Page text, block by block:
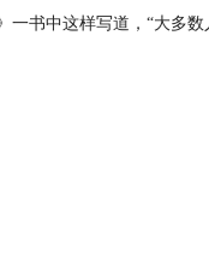
一书中这样写道，“大多